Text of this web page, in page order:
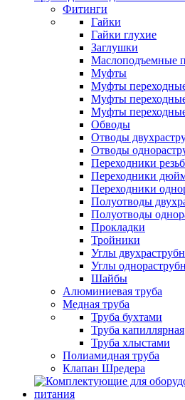
Фитинги
Гайки
Гайки глухие
Заглушки
Маслоподъемные
Муфты
Муфты
Муфты
Муфты
Обводы
Отводы
Отводы
Переходники
Переходники
Переходники
Полуотводы
Полуотводы
Прокладки
Тройники
Углы
Углы
Шайбы
Алюминиевая труба
Медная труба
Труба бухтами
Труба капиллярная
Труба хлыстами
Полиамидная труба
Клапан Шредера